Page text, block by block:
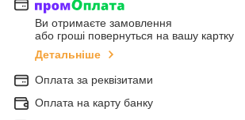
Ви отримаєте замовлення
або гроші повернуться на вашу картку
Детальніше
Оплата за реквізитами
Оплата на карту банку